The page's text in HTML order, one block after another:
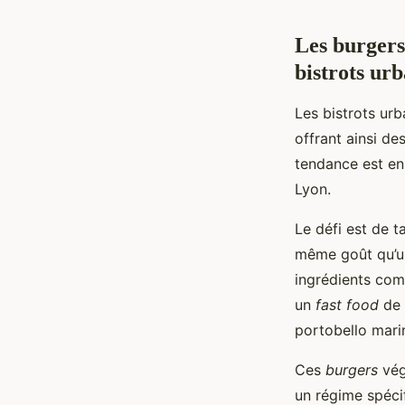
Les
bistrots
Les bistrots
offrant ainsi
tendance est
Lyon.
Le défi est de
même goût
ingrédients
un fast food de
portobello
Ces burgers
un régime